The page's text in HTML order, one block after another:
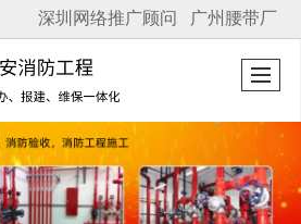
很遗憾，因您的浏览器版本过低导致无法获得最佳浏览体验，推荐下载安装谷歌浏览器！
深圳网络推广顾问 广州腰带厂